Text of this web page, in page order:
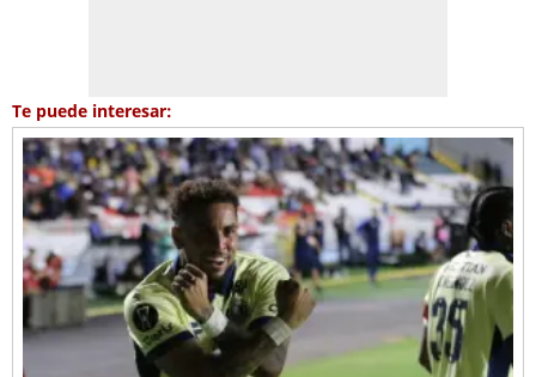
Te puede interesar: